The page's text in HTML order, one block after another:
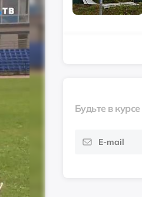
Будьте в курсе